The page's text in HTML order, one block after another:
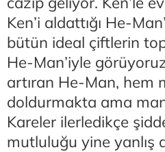
Ken’i aldattığı He-
bütün ideal çiftlerin
He-Man’iyle
artıran He-Man, hem
doldurmakta ama
Kareler ilerledikçe
mutluluğu yine yanlış